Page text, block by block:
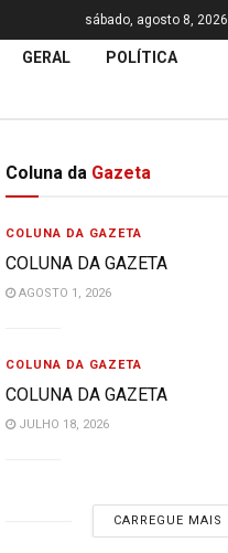
sábado, agosto 8, 2026
GERAL POLÍTICA
Coluna da Gazeta
COLUNA DA GAZETA
COLUNA DA GAZETA
AGOSTO 1, 2026
COLUNA DA GAZETA
COLUNA DA GAZETA
JULHO 18, 2026
CARREGUE MAIS